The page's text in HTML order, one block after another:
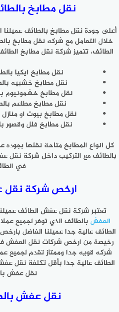
نقل مطابخ
أعلى جودة نقل مطابخ بالطائف
خلال التعامل مع شركه نقل مطابخ
الطائف، تتميز شركة نقل مطابخ
نقل مطابخ ايكيا
نقل مطابخ خشبيه
نقل مطابخ خشمونيوم
نقل مطابخ مطاعم
نقل مطابخ بيوت او منازل
نقل مطابخ فلل وقصور
كل انواع المطابخ متاحة نقلها
بالطائف مع التركيب داخل شركة
في
ارخص شركة نقل
تعتبر شركة نقل عفش الطائف
العفش بالطائف الذي توفر لجميع
الطائف عالية جدا عميلنا الفاضل
رخيصة من ارخص شركات نقل العفش
شركه قويه جدا وممتاز تقدم لجميع
الطائف عالية جدا بأقل تكلفة نقل
نقل عفش
نقل عفش